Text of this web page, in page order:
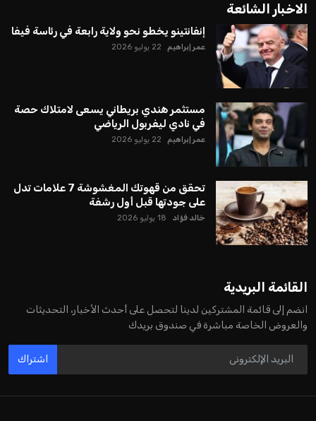
الاخبار الشائعة
إنفانتينو يخطو نحو ولاية رابعة في رئاسة فيفا
عمر إبراهيم 22 يوليو 2026
مستثمر هندي بريطاني يسعى لامتلاك حصة
في نادي ليفربول الرياضي
عمر إبراهيم 22 يوليو 2026
تحقق من قهوتك المغشوشة 7 علامات تدل
على جودتها قبل أول رشفة
خالد فؤاد 18 يوليو 2026
القائمة البريدية
انضم إلى قائمة المشتركين لدينا لتحصل على أحدث الأخبار، التحديثات
والعروض الخاصة مباشرة في صندوق بريدك
اشتراك